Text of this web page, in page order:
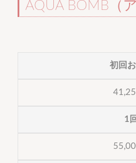
AQUA BOMB（
初回
1回